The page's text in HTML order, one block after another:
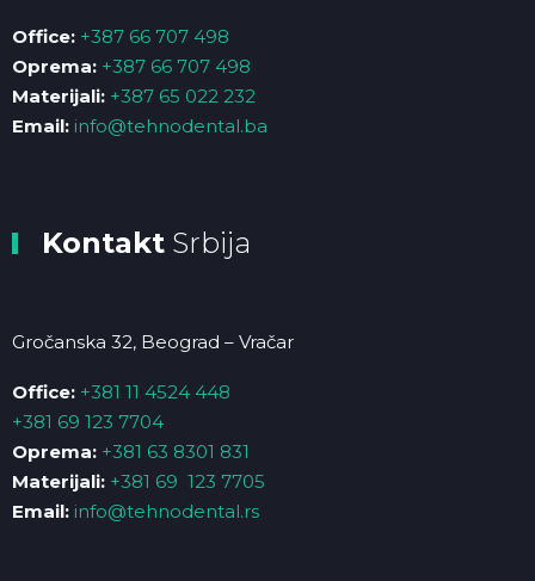
Office: +387 66 707 498
Oprema: +387 66 707 498
Materijali: +387 65 022 232
Email: info@tehnodental.ba
Kontakt Srbija
Gročanska 32, Beograd – Vračar
Office: +381 11 4524 448
+381 69 123 7704
Oprema: +381 63 8301 831
Materijali: +381 69 123 7705
Email: info@tehnodental.rs